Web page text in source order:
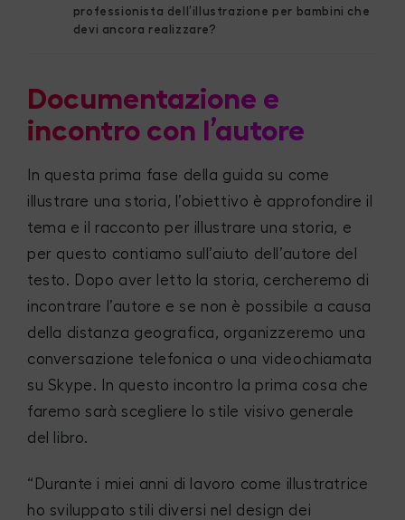
professionista dell’illustrazione per bambini che
devi ancora realizzare?
Documentazione e
incontro con l’autore
In questa prima fase della guida su come
illustrare una storia, l’obiettivo è approfondire il
tema e il racconto per illustrare una storia, e
per questo contiamo sull’aiuto dell’autore del
testo. Dopo aver letto la storia, cercheremo di
incontrare l’autore e se non è possibile a causa
della distanza geografica, organizzeremo una
conversazione telefonica o una videochiamata
su Skype. In questo incontro la prima cosa che
faremo sarà scegliere lo stile visivo generale
del libro.
“Durante i miei anni di lavoro come illustratrice
ho sviluppato stili diversi nel design dei